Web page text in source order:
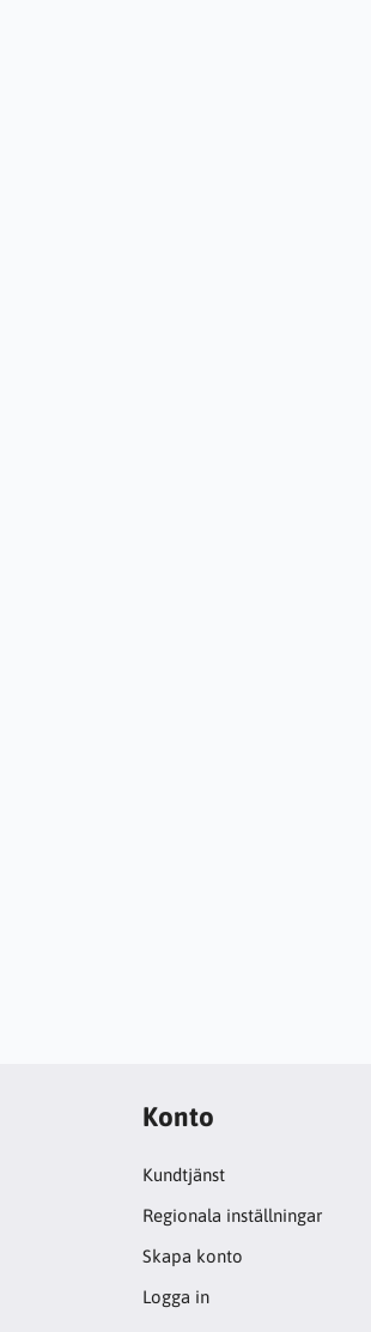
Konto
Kundtjänst
Regionala inställningar
Skapa konto
Logga in